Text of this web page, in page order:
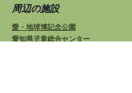
周辺の施設
愛・地球博記念公園
愛知県児童総合センター